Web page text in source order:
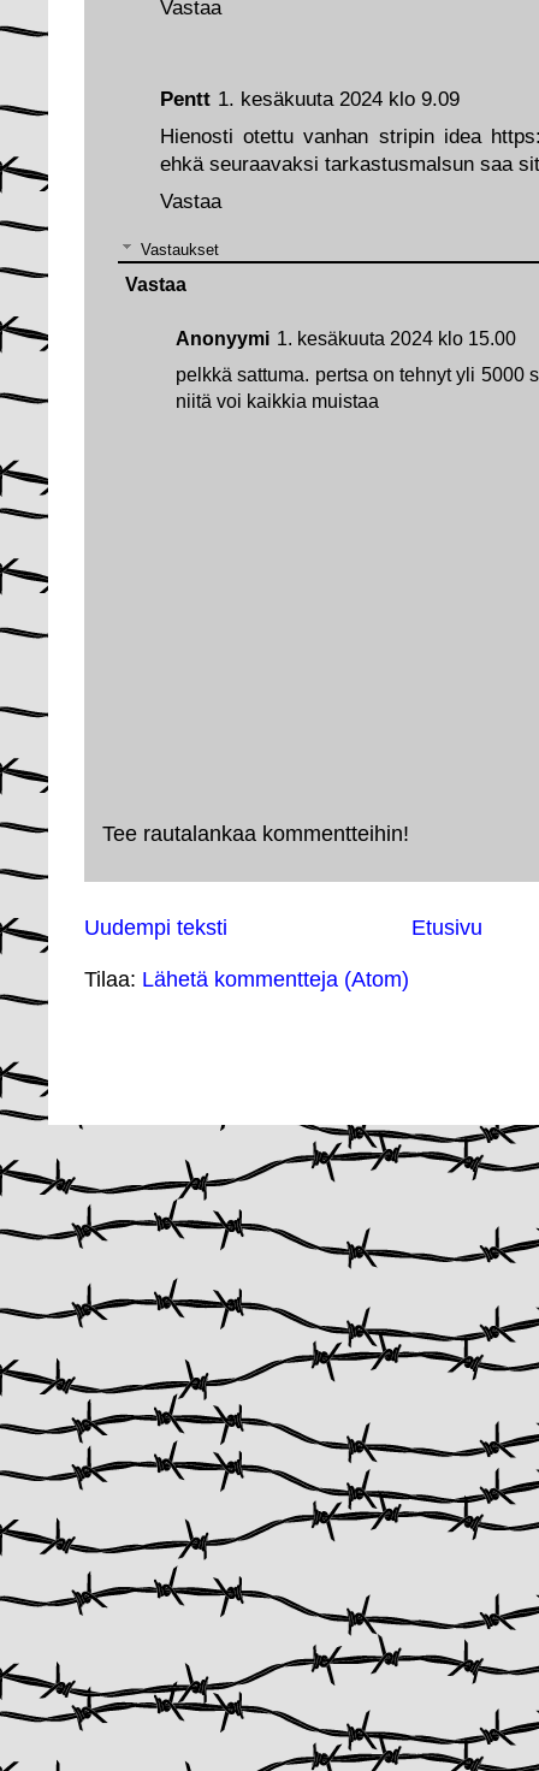
Pentt 1. kesäkuuta 2024 klo 9.09
Hienosti otettu vanhan stripin idea
ehkä seuraavaksi tarkastusmalsun saa
Vastaa
Vastaukset
Anonyymi 1. kesäkuuta 2024 klo 15.00
pelkkä sattuma. pertsa on tehnyt yli 5000
niitä voi kaikkia muistaa
Vastaa
Vastaa
Tee rautalankaa kommentteihin!
Uudempi teksti Etusivu
Tilaa: Lähetä kommentteja (Atom)